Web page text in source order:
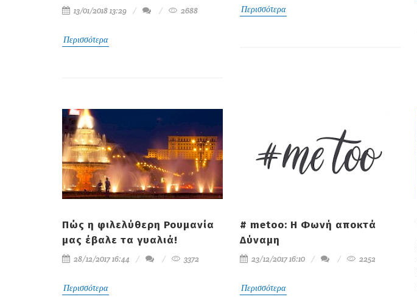
13/01/2018 13:29 2688
Περισσότερα
Περισσότερα
Πώς η φιλελύθερη Ρουμανία
μας έβαλε τα γυαλιά!
28/12/2017 16:44 3372
Περισσότερα
# metoo: Η Φωνή αποκτά
Δύναμη
23/12/2017 16:10 2252
Περισσότερα